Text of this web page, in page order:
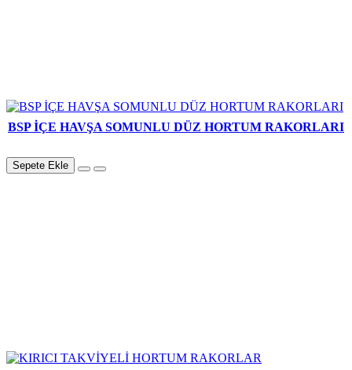
BSP İÇE HAVŞA SOMUNLU DÜZ HORTUM RAKORLARI
Sepete Ekle